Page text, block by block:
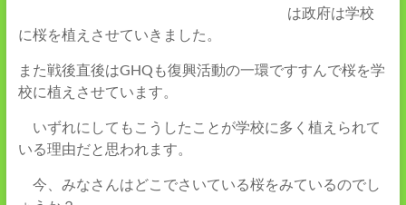
は政府は学校
に桜を植えさせていきました。
また戦後直後はGHQも復興活動の一環ですすんで桜を学
校に植えさせています。
いずれにしてもこうしたことが学校に多く植えられて
いる理由だと思われます。
今、みなさんはどこでさいている桜をみているのでし